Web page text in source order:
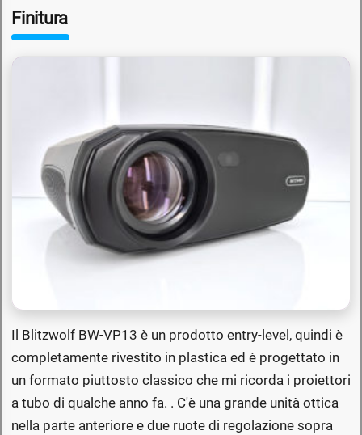
Finitura
Il Blitzwolf BW-VP13 è un prodotto entry-level, quindi è
completamente rivestito in plastica ed è progettato in
un formato piuttosto classico che mi ricorda i proiettori
a tubo di qualche anno fa. . C'è una grande unità ottica
nella parte anteriore e due ruote di regolazione sopra